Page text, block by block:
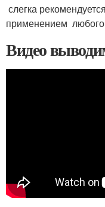
слегка
применением любого
Видео